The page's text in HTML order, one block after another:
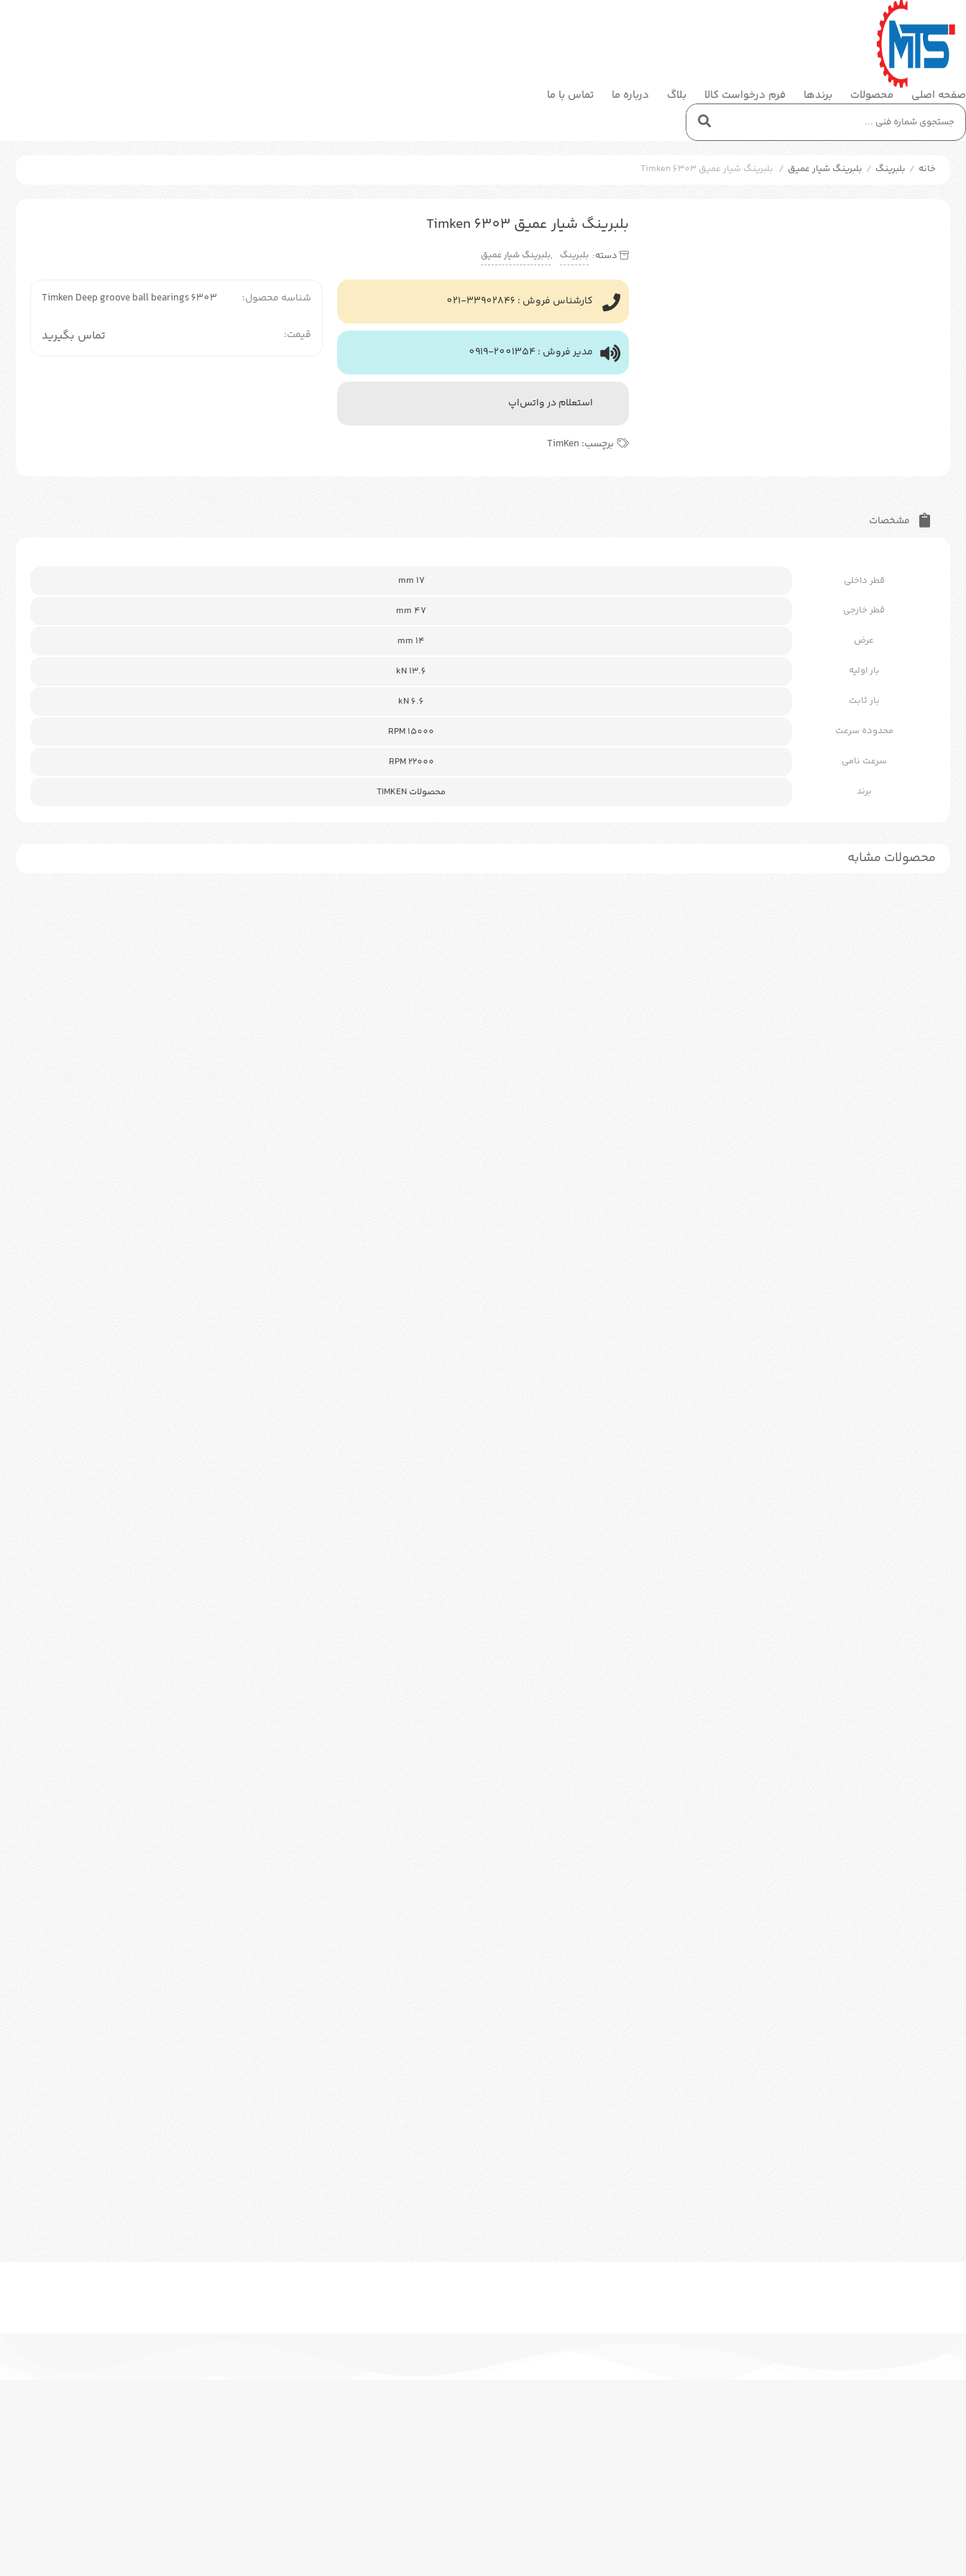
صفحه اصلی محصولات برندها فرم درخواست کالا بلاگ درباره ما تماس با ما
خانه / بلبرینگ / بلبرینگ شیار عمیق / بلبرینگ شیار عمیق Timken 6303
بلبرینگ شیار عمیق Timken 6303
دسته: بلبرینگ ,بلبرینگ شیار عمیق
کارشناس فروش : 33902846-021
مدیر فروش : 2001354-0919
استعلام در واتس‌اپ
برچسب: TimKen
شناسه محصول: Timken Deep groove ball bearings 6303
قیمت: تماس بگیرید
مشخصات
قطر داخلی mm 17
قطر خارجی mm 47
عرض mm 14
بار اولیه kN 13.6
بار ثابت kN 6.6
محدوده سرعت RPM 15000
سرعت نامی RPM 22000
برند محصولات TIMKEN
محصولات مشابه